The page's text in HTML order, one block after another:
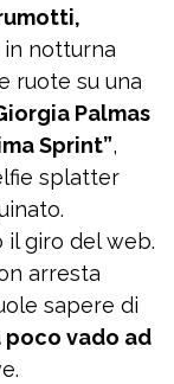
in notturna
ruote su una
Palmas
Sprint”,
splatter
il giro del web.
arresta
sapere di
poco vado ad